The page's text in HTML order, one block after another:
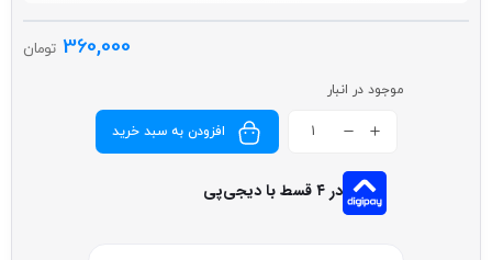
360,000 تومان
موجود در انبار
افزودن به سبد خرید
در ۴ قسط با دیجی‌پی